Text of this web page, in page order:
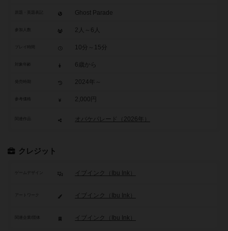
Ghost Parade
参加人数 2人～6人
10分～15分
6歳から
2024年～
参考価格 2,000円
関連作品 オバケパレード（2026年）
クレジット
ゲームデザイン イブインク（Ibu Ink）
アートワーク イブインク（Ibu Ink）
イブインク（Ibu Ink）